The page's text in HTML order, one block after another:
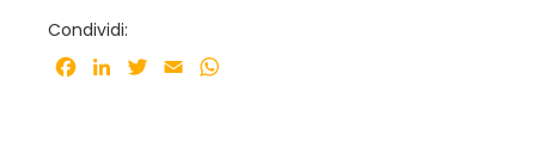
Condividi:
Facebook
LinkedInTwitter
Email